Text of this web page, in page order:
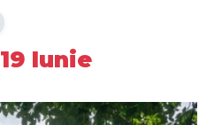
19 Iunie